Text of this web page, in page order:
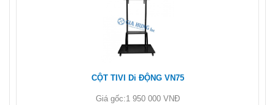
CỘT TIVI Di ĐỘNG VN75
Giá gốc:1 950 000 VNĐ